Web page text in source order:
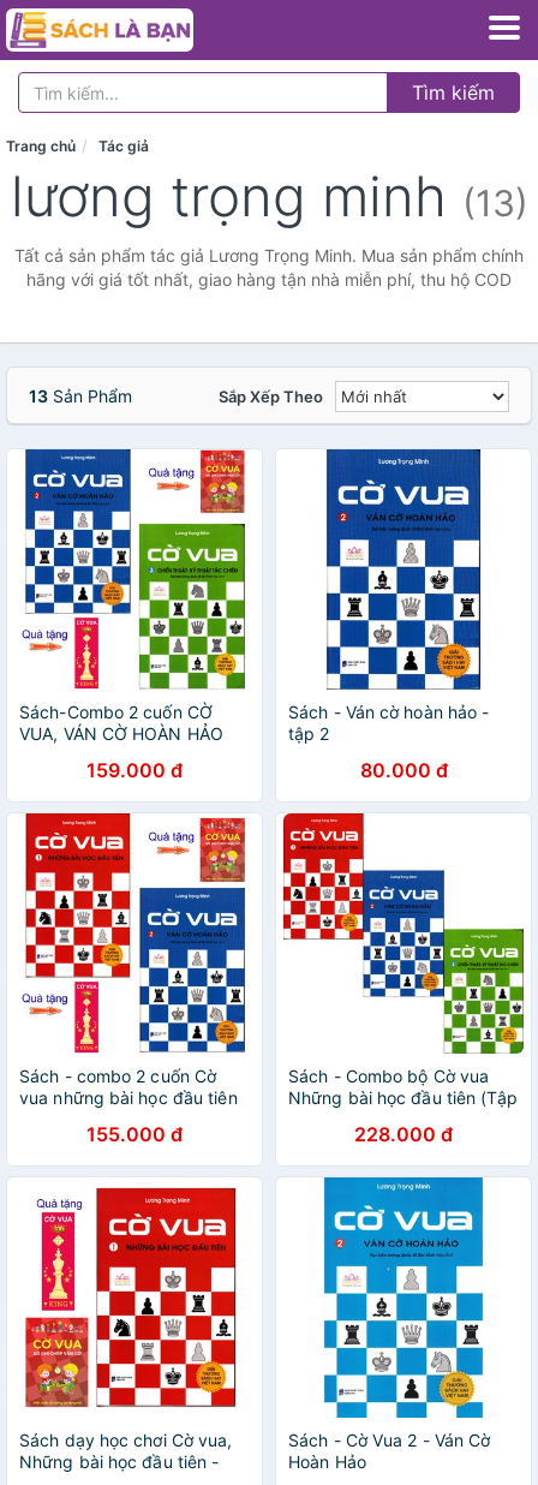
Tìm kiếm
Trang chủ Tác giả
lương trọng minh (13)
Tất cả sản phẩm tác giả Lương Trọng Minh. Mua sản phẩm chính
hãng với giá tốt nhất, giao hàng tận nhà miễn phí, thu hộ COD
13 Sản Phẩm Sắp Xếp Theo
Sách-Combo 2 cuốn CỜ
VUA, VÁN CỜ HOÀN HẢO
THUẬT TÁC CHIẾN (tập 3),
tặng bookmark và Sổ ghi
chép
159.000 đ
Sách - Ván cờ hoàn hảo -
tập 2
80.000 đ
Sách - combo 2 cuốn Cờ
vua những bài học đầu tiên
(tập 2), tặng 1 bookmark và
sổ ghi chép
155.000 đ
Sách - Combo bộ Cờ vua
Những bài học đầu tiên (Tập
Chiến thuật: Kỹ thuật tác
chiến (tập 3)
228.000 đ
Sách dạy học chơi Cờ vua,
Những bài học đầu tiên -
Sách - Cờ Vua 2 - Ván Cờ
Hoàn Hảo